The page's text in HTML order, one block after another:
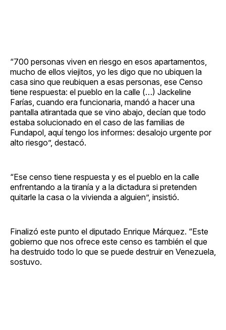
“700 personas viven en riesgo en esos apartamentos,
mucho de ellos viejitos, yo les digo que no ubiquen la
casa sino que reubiquen a esas personas, ese Censo
tiene respuesta: el pueblo en la calle (…) Jackeline
Farías, cuando era funcionaria, mandó a hacer una
pantalla atirantada que se vino abajo, decían que todo
estaba solucionado en el caso de las familias de
Fundapol, aquí tengo los informes: desalojo urgente por
alto riesgo”, destacó.
“Ese censo tiene respuesta y es el pueblo en la calle
enfrentando a la tiranía y a la dictadura si pretenden
quitarle la casa o la vivienda a alguien”, insistió.
Finalizó este punto el diputado Enrique Márquez. “Este
gobierno que nos ofrece este censo es también el que
ha destruido todo lo que se puede destruir en Venezuela,
sostuvo.